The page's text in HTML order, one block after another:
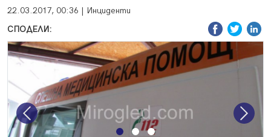
22.03.2017, 00:36 | Инциденти
СПОДЕЛИ:
Previous Next